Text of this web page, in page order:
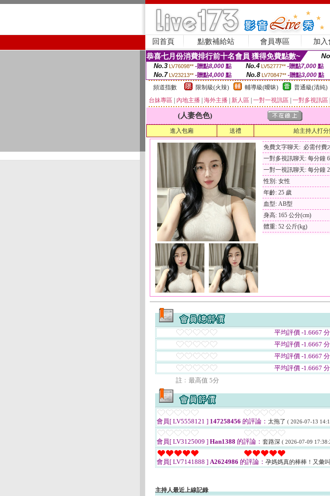
回首頁 點數補給站 會員專區 加入
恭喜七月份消費排行前十名會員 獲得免費點數~
No.3 LV76098** -贈點8,000點 No.4 LV52777** -贈點7,000點
No.7 LV23213** -贈點4,000 點 No.8 LV70847** -贈點3,000 點
頻道指數
限制級(火辣) 輔導級(曖昧) 普通級(清純)
台妹專區
內地主播 海外主播 新人區 一對一視訊區 一對多視訊區
(人妻色色)
進入包廂 送禮 給主持人打分
免費文字聊天: 必需付費
一對多視訊聊天: 每分鐘
一對一視訊聊天: 每分鐘
性別: 女性
年齡: 25 歲
血型: AB型
身高: 165 公分(cm)
體重: 52 公斤(kg)
平均評價 -1.6667 分
平均評價 -1.6667 分
平均評價 -1.6667 分
平均評價 -1.6667 分
註﹕最高值 5分
會員[ LV5558121 ] 147258456 的評論： 太拖了 ( 2026-07-13
會員[ LV3125009 ] Han1388 的評論： 套路深 ( 2026-07-09
會員[ LV7141888 ] A2624986 的評論： 孕媽媽真的棒棒！又彙
主持人最近上線記錄